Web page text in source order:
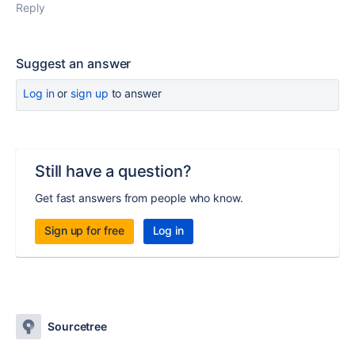
Reply
Suggest an answer
Log inor sign up to answer
Still have a question?
Get fast answers from people who know.
Sign up for free Log in
Sourcetree